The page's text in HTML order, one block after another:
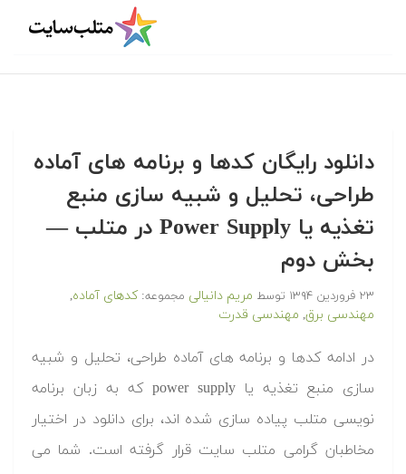
دانلود رایگان کدها و برنامه های آماده
طراحی، تحلیل و شبیه سازی منبع
تغذیه یا Power Supply در متلب‬‬ —
بخش دوم
۲۳ فروردین ۱۳۹۴ توسط مریم دانیالی مجموعه:کدهای آماده,
مهندسی برق, مهندسی قدرت
‫در ادامه کدها و برنامه های آماده طراحی، تحلیل و شبیه
سازی منبع تغذیه یا power supply که به زبان برنامه
نویسی متلب پیاده سازی شده اند، برای دانلود در اختیار
مخاطبان گرامی متلب سایت قرار گرفته است. شما می